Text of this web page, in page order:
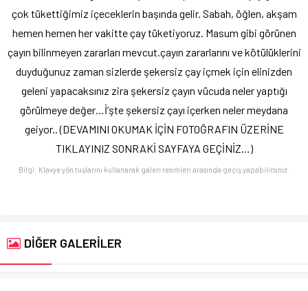
çok tükettiğimiz içeceklerin başında gelir. Sabah, öğlen, akşam
hemen hemen her vakitte çay tüketiyoruz. Masum gibi görünen
çayın bilinmeyen zararları mevcut.çayın zararlarını ve kötülüklerini
duyduğunuz zaman sizlerde şekersiz çay içmek için elinizden
geleni yapacaksınız zira şekersiz çayın vücuda neler yaptığı
görülmeye değer…İ’şte şekersiz çayı içerken neler meydana
geiyor.. (DEVAMINI OKUMAK İÇİN FOTOĞRAFIN ÜZERİNE
TIKLAYINIZ SONRAKİ SAYFAYA GEÇİNİZ…)
Bilgi: Klavye yön tuşlarını kullanarak galeri resimleri arasında geçiş yapabilirsiniz.
DİĞER GALERİLER